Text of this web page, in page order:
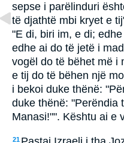
sepse i parëlinduri
të djathtë mbi kryet e
"E di, biri im, e di;
edhe ai do të jetë i
vogël do të bëhet më i
e tij do të bëhen një
i bekoi duke thënë:
duke thënë: "Perëndia
Manasi!"". Kështu ai e
21